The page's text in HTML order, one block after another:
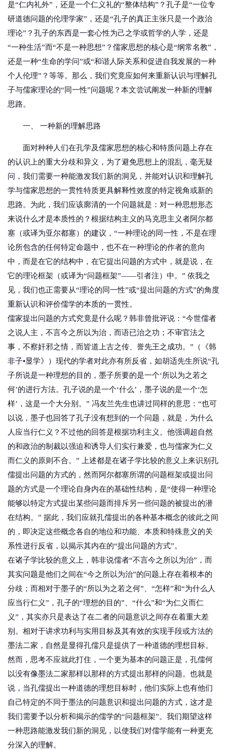
是“仁内礼外”，还是一个仁义礼的“整体结构”？孔子是“一位专
研道德问题的伦理学家”，还是“孔子的真正主张只是一个政治
理论”？孔子的东西是一套心性为己之学或哲学的人学，还是
“一种生活”而“不是一种思想”？儒家思想的核心是“纲常名教”，
还是一种“生命的学问”或“和谐人际关系和促进自我发展的一种
个人伦理”？等等。那么，我们究竟应如何来重新认识与理解孔
子与儒家理论的“同一性”问题呢？本文尝试阐发一种新的理解
思路。
一、 一种新的理解思路
面对种种人们在孔学及儒家思想的核心和特质问题上存在
的认识上的重大分歧和异义，为了避免思想上的混乱，毫无疑
问，我们需要一种能激发我们新的洞见，并能对认识和理解孔
学与儒家思想的一贯性特质更具解释性效度的特定视角或新的
思路。为此，我们应该廓清的一个问题就是：对一种思想形态
来说什么才是本质性的？根据结构主义的马克思主义者阿尔都
塞（或译为亚尔都塞）的建议，“一种理论的同一性，不是在理
论所包含的任何特定命题中，也不在一种理论的作者的意向
中，而是在它的结构中，在它提出问题的方式中，就是说，在
它的理论框架（或译为“问题框架”——引者注）中。” 依我之
见，我们也正需要从“理论的同一性”或“提出问题的方式”的角度
重新认识和评价儒学的本质的一贯性。
儒家提出问题的方式究竟是什么呢？韩非曾批评说：“今世儒者
之说人主，不言今之所以为治，而语已治之功；不审官法之
事，不察奸邪之情，而皆道上古之传、誉先王之成功。”（《韩
非子•显学》）现代的学者对此亦有所反省，如胡适先生所说“孔
子所说是一种理想的目的，墨子所要的是一个‘所以为之若之
何’的进行方法。孔子说的是一个‘什么’，墨子说的是一个‘怎
样’，这是一个大分别。” 冯友兰先生也讲过同样的意思：“也可
以说，墨子也回答了孔子没有想到的一个问题，就是，为什么
人应当行仁义？不过他的回答是根据功利主义。他强调超自然
的和政治的制裁以强迫和诱导人们实行兼爱，也与儒家为仁义
而仁义的原则不合。” 上述都是在诸子学比较的意义上来识别孔
儒提出问题的方式的，然而阿尔都塞所谓的问题框架或提出问
题的方式是一个理论自身内在的基础性结构，是“使得一种理论
能够以特定方式提出某些问题而排斥另一些问题的被提出的潜
在结构。” 据此，我们应就孔儒提出的各种基本概念的彼此之间
的，即决定这些概念各自的地位和功能、本质和特殊意义的关
系性进行反省，以揭示其内在的“提出问题的方式”。
在诸子学比较的意义上，韩非说儒者“不言今之所以为治”，而
其实问题是他们之间在“今之所以为治”的问题上存在着根本的
分歧；而相对于墨子的“所以为之若之何”、“怎样”和“为什么人
应当行仁义”，孔子的“理想的目的”、“什么”和“为仁义而仁
义”，其实亦只是表达了在二者的问题意识之间存在着重大差
别。相对于讲求功利与实用目标及其有效的实现手段或方法的
墨法二家，自然是显得孔儒只是提供了一种道德的理想目标。
然而，思考不应就此打住，一个更为基本的问题正是，孔儒何
以没有像墨法二家那样以那样的方式提出那样的问题。也就是
说，当孔儒提出一种道德的理想目标时，他们实际上也有他们
自己特定的不同于墨法的问题意识和提出问题的方式，这才是
我们需要予以分析和揭示的儒学的“问题框架”。我们期望这样
一种思路能激发我们新的洞见，以使我们对儒学能有一种更充
分深入的理解。